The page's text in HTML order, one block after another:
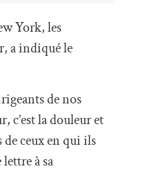
York, les
a indiqué le
de nos
c’est la douleur et
de ceux en qui ils
à sa